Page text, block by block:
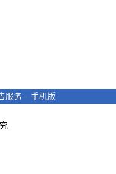
服务 - 手机版